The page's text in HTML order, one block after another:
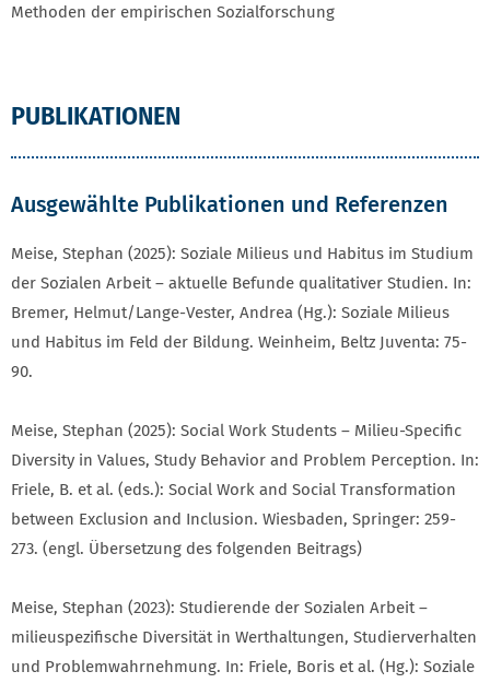
Methoden der empirischen Sozialforschung
PUBLIKATIONEN
Ausgewählte Publikationen und Referenzen
Meise, Stephan (2025): Soziale Milieus und Habitus im Studium
der Sozialen Arbeit – aktuelle Befunde qualitativer Studien. In:
Bremer, Helmut/Lange-Vester, Andrea (Hg.): Soziale Milieus
und Habitus im Feld der Bildung. Weinheim, Beltz Juventa: 75-
90.
Meise, Stephan (2025): Social Work Students – Milieu-Specific
Diversity in Values, Study Behavior and Problem Perception. In:
Friele, B. et al. (eds.): Social Work and Social Transformation
between Exclusion and Inclusion. Wiesbaden, Springer: 259-
273. (engl. Übersetzung des folgenden Beitrags)
Meise, Stephan (2023): Studierende der Sozialen Arbeit –
milieuspezifische Diversität in Werthaltungen, Studierverhalten
und Problemwahrnehmung. In: Friele, Boris et al. (Hg.): Soziale